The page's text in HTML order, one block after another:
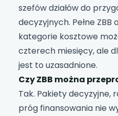
szefów działów do
decyzyjnych. Pełne
kategorie kosztowe
czterech miesięcy, ale
jest to uzasadnione.
Czy ZBB można
Tak. Pakiety decyzyjne,
próg finansowania nie